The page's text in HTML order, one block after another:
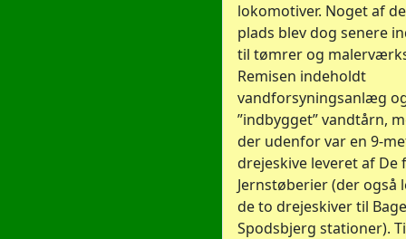
lokomotiver. Noget af
plads blev dog senere
til tømrer og
Remisen indeholdt
vandforsyningsanlæg
”indbygget” vandtårn,
der udenfor var en 9-
drejeskive leveret af De
Jernstøberier (der også
de to drejeskiver til
Spodsbjerg stationer).